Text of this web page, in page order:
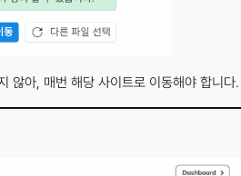
않아, 매번 해당 사이트로 이동해야 합니